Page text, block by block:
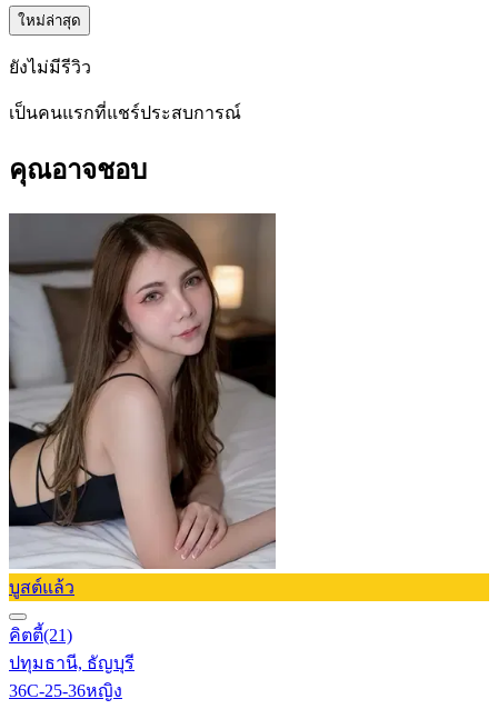
ใหม่ล่าสุด
ยังไม่มีรีวิว
เป็นคนแรกที่แชร์ประสบการณ์
คุณอาจชอบ
บูสต์แล้ว
คิตตี้(21)
ปทุมธานี, ธัญบุรี
36C-25-36หญิง